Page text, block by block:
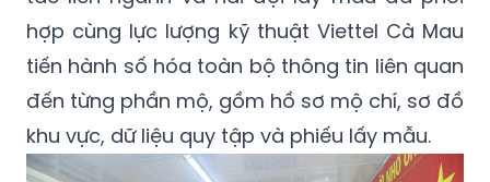
hợp cùng lực lượng kỹ thuật Viettel Cà Mau
tiến hành số hóa toàn bộ thông tin liên quan
đến từng phần mộ, gồm hồ sơ mộ chí, sơ đồ
khu vực, dữ liệu quy tập và phiếu lấy mẫu.